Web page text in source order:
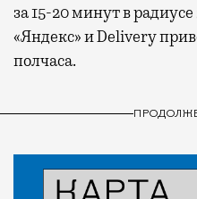
за 15-20 минут в
«Яндекс» и Delivery
полчаса.